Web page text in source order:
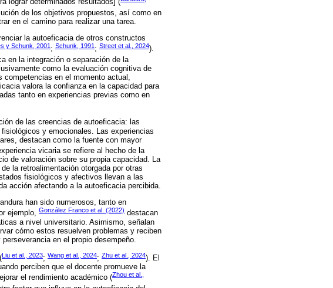
lograr determinados resultados] (
de los objetivos propuestos, así como en
en el camino para realizar una tarea.
la autoeficacia de otros constructos
y Schunk, 2001; Schunk, 1991; Street et al., 2024).
en la integración o separación de la
como la evaluación cognitiva de
competencias en el momento actual,
valora la confianza en la capacidad para
tanto en experiencias previas como en
de las creencias de autoeficacia: las
y emocionales. Las experiencias
destacan como la fuente con mayor
vicaria se refiere al hecho de la
de valoración sobre su propia capacidad. La
la retroalimentación otorgada por otras
fisiológicos y afectivos llevan a las
acción afectando a la autoeficacia percibida.
han sido numerosos, tanto en
ejemplo, González Franco et al. (2022) destacan
a nivel universitario. Asimismo, señalan
cómo estos resuelven problemas y reciben
en el propio desempeño.
Liu et al., 2023; Wang et al., 2024; Zhu et al., 2024). El
perciben que el docente promueve la
el rendimiento académico (Zhou et al.,